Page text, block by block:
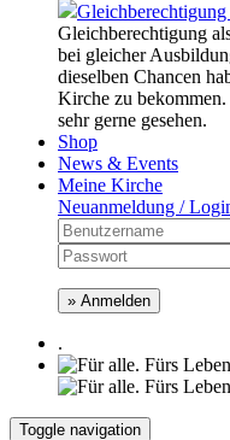
Gleichberechtigung
bei gleicher
dieselben Chancen
Kirche zu
sehr gerne gesehen.
Shop
News & Events
Meine Kirche
Neuanmeldung /
» Anmelden
.
Toggle navigation